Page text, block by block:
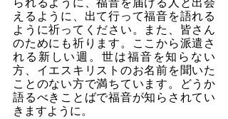
えるように、出て行って福音を語れる
ように祈ってください。また、皆さん
のためにも祈ります。ここから派遣さ
れる新しい週。世は福音を知らない
方、イエスキリストのお名前を聞いた
ことのない方で満ちています。どうか
語るべきことばで福音が知らされてい
きますように。